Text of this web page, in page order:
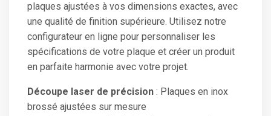
plaques ajustées à vos dimensions exactes, avec
une qualité de finition supérieure. Utilisez notre
configurateur en ligne pour personnaliser les
spécifications de votre plaque et créer un produit
en parfaite harmonie avec votre projet.
Découpe laser de précision : Plaques en inox
brossé ajustées sur mesure